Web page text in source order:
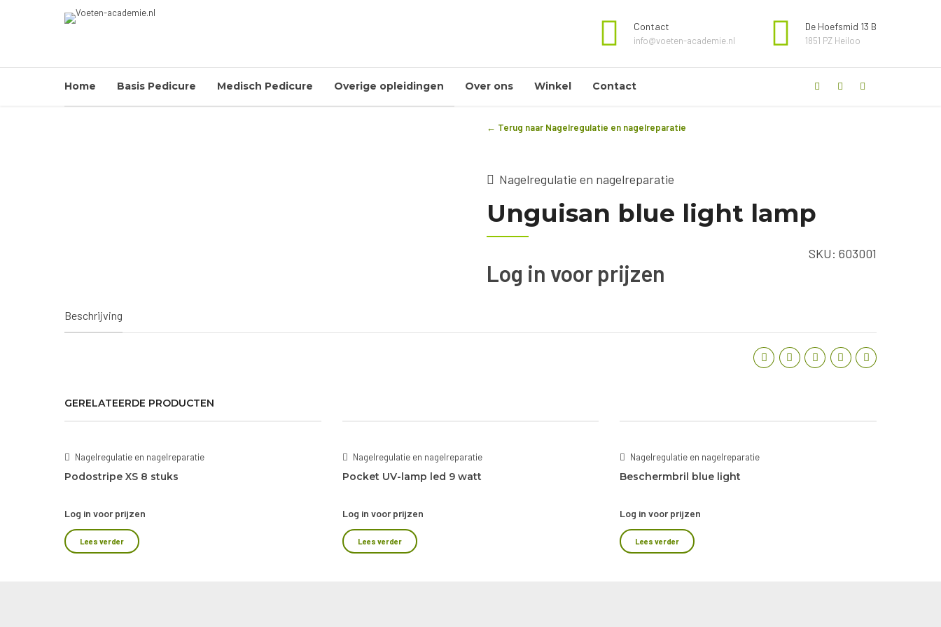
Contact
info@voeten-academie.nl
De Hoefsmid 13 B
1851 PZ Heiloo
Home Basis Pedicure Medisch Pedicure Overige opleidingen Over ons Winkel Contact
← Terug naar Nagelregulatie en nagelreparatie
Nagelregulatie en nagelreparatie
Unguisan blue light lamp
SKU: 603001
Log in voor prijzen
Beschrijving
Nagelregulatie en nagelreparatie
Podostripe XS 8 stuks
Log in voor prijzen
Lees verder
Nagelregulatie en nagelreparatie
Pocket UV-lamp led 9 watt
Log in voor prijzen
Lees verder
Nagelregulatie en nagelreparatie
Beschermbril blue light
Log in voor prijzen
Lees verder